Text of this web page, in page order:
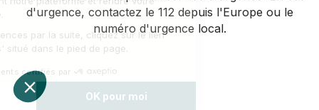
d'urgence, contactez le 112 depuis l'Europe ou le
numéro d'urgence local.
navigation plus agréable.
Pour modifier vos préférences par la suite, cliquez sur le lien
'Préférences de cookies' situé dans le pied de page.
Consentements certifiés par
Je choisis